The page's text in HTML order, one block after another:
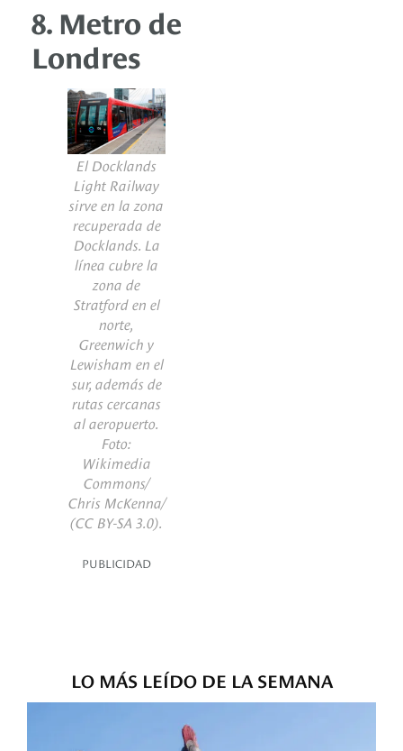
8. Metro de
Londres
El Docklands
Light Railway
sirve en la zona
recuperada de
Docklands. La
línea cubre la
zona de
Stratford en el
norte,
Greenwich y
Lewisham en el
sur, además de
rutas cercanas
al aeropuerto.
Foto:
Wikimedia
Commons/
Chris McKenna/
(CC BY-SA 3.0).
PUBLICIDAD
LO MÁS LEÍDO DE LA SEMANA